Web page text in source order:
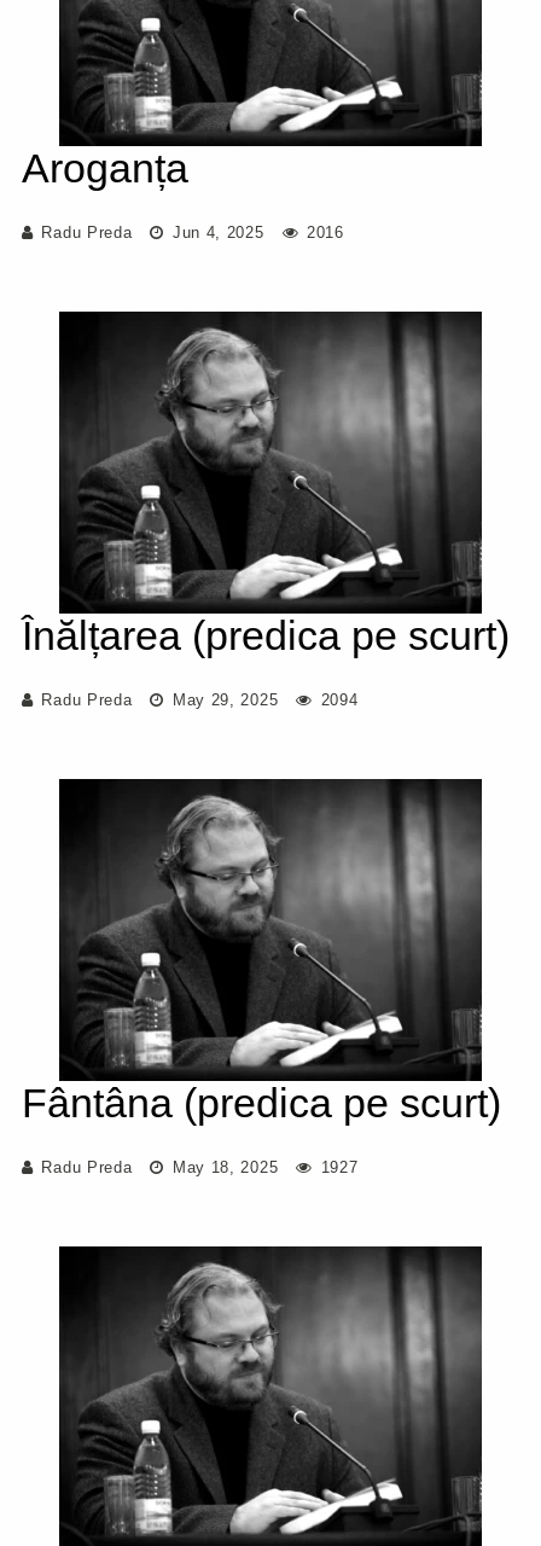
Aroganța
Radu Preda Jun 4, 2025 2016
Înălțarea (predica pe scurt)
Radu Preda May 29, 2025 2094
Fântâna (predica pe scurt)
Radu Preda May 18, 2025 1927